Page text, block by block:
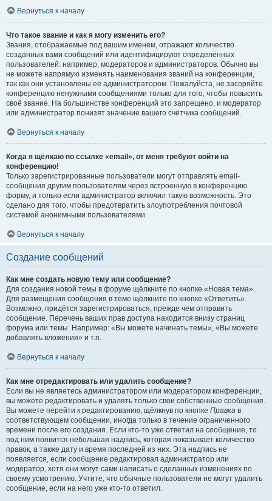
Вернуться к началу
Что такое звание и как я могу изменить его?
Звания, отображаемые под вашим именем, отражают количество
созданных вами сообщений или идентифицируют определённых
пользователей: например, модераторов и администраторов. Обычно вы
не можете напрямую изменять наименования званий на конференции,
так как они установлены её администратором. Пожалуйста, не засоряйте
конференцию ненужными сообщениями только для того, чтобы повысить
своё звание. На большинстве конференций это запрещено, и модератор
или администратор понизят значение вашего счётчика сообщений.
Вернуться к началу
Когда я щёлкаю по ссылке «email», от меня требуют войти на
конференцию!
Только зарегистрированные пользователи могут отправлять email-
сообщения другим пользователям через встроенную в конференцию
форму, и только если администратор включил такую возможность. Это
сделано для того, чтобы предотвратить злоупотребления почтовой
системой анонимными пользователями.
Вернуться к началу
Создание сообщений
Как мне создать новую тему или сообщение?
Для создания новой темы в форуме щёлкните по кнопке «Новая тема».
Для размещения сообщения в теме щёлкните по кнопке «Ответить».
Возможно, придётся зарегистрироваться, прежде чем отправить
сообщение. Перечень ваших прав доступа находится внизу страниц
форума или темы. Например: «Вы можете начинать темы», «Вы можете
добавлять вложения» и т.п.
Вернуться к началу
Как мне отредактировать или удалить сообщение?
Если вы не являетесь администратором или модератором конференции,
вы можете редактировать и удалять только свои собственные сообщения.
Вы можете перейти к редактированию, щёлкнув по кнопке Правка в
соответствующем сообщении, иногда только в течение ограниченного
времени после его создания. Если кто-то уже ответил на сообщение, то
под ним появится небольшая надпись, которая показывает количество
правок, а также дату и время последней из них. Эта надпись не
появляется, если сообщение редактировал администратор или
модератор, хотя они могут сами написать о сделанных изменениях по
своему усмотрению. Учтите, что обычные пользователи не могут удалить
сообщение, если на него уже кто-то ответил.